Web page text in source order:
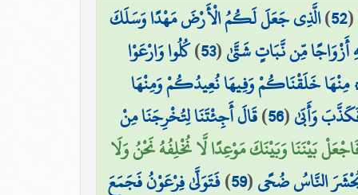
(
52
)الَّذِي جَعَلَ لَكُمُ الْأَرْضَ مَهْدًا وَسَلَكَ
أَزْوَاجًا مِّن نَّبَاتٍ شَتَّىٰ(
53
)كُلُوا وَارْعَوْا
خَلَقْنَاكُمْ وَفِيهَا نُعِيدُكُمْ وَمِنْهَا
فَكَذَّبَ وَأَبَىٰ(
56
)قَالَ أَجِئْتَنَا لِتُخْرِجَنَا مِنْ
بَيْنَنَا وَبَيْنَكَ مَوْعِدًا لَّا نُخْلِفُهُ نَحْنُ وَلَا
النَّاسُ ضُحًى(
59
)فَتَوَلَّىٰ فِرْعَوْنُ فَجَمَعَ